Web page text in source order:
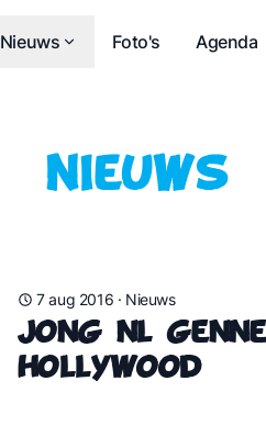
Nieuws Foto's Agenda
Nieuws
7 aug 2016 · Nieuws
Jong NL
Hollywood